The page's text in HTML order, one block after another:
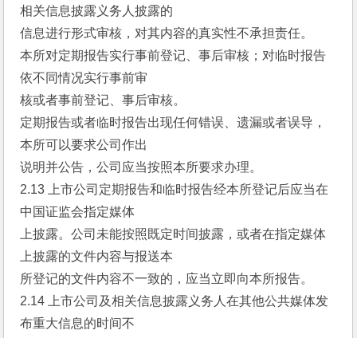
相关信息披露义务人披露的
信息进行形式审核，对其内容的真实性不承担责任。
本所对定期报告实行事前登记、事后审核；对临时报告
依不同情况实行事前审
核或者事前登记、事后审核。
定期报告或者临时报告出现任何错误、遗漏或者误导，
本所可以要求公司作出
说明并公告，公司应当按照本所要求办理。
2.13 上市公司定期报告和临时报告经本所登记后应当在
中国证监会指定媒体
上披露。公司未能按照既定时间披露，或者在指定媒体
上披露的文件内容与报送本
所登记的文件内容不一致的，应当立即向本所报告。
2.14 上市公司及相关信息披露义务人在其他公共媒体发
布重大信息的时间不